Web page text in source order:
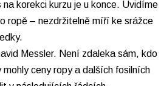
korekci kurzu je u konce. Uvidíme
ropě – nezdržitelně míří ke srážce
Messler. Není zdaleka sám, kdo
ceny ropy a dalších fosilních